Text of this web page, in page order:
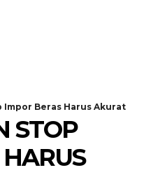
Beras Harus Akurat
STOP